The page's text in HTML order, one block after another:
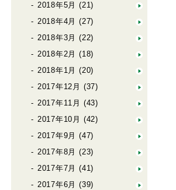
2018年5月 (21)
2018年4月 (27)
2018年3月 (22)
2018年2月 (18)
2018年1月 (20)
2017年12月 (37)
2017年11月 (43)
2017年10月 (42)
2017年9月 (47)
2017年8月 (23)
2017年7月 (41)
2017年6月 (39)